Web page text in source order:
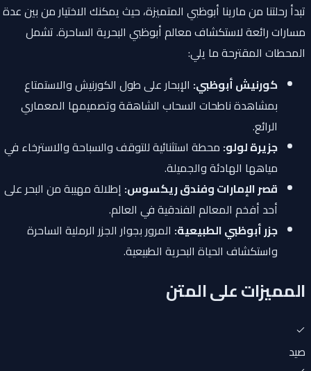
تبدأ رحلتنا من مارينا أبوظبي المتميزة، حيث يمكنك الاختيار من بين عدة
مسارات رائعة لاستكشاف معالم أبوظبي البحرية الساحرة. تشمل
المحطات المقترحة ما يلي:
كورنيش أبوظبي:الإبحار على طول الكورنيش والاستمتاع
بمشاهدة ناطحات السحاب الشاهقة وتصميمها المعماري
الرائع.
جزيرة لولو:محطة استثنائية للتوقف والسباحة والاسترخاء في
مياهها الهادئة والجميلة.
قصر الإمارات وفندق ريكسوس:إطلالة مهيبة من البحر على
أحد أفخم المعالم الفندقية في العالم.
جزر أبوظبي الطبيعية:المرور بجوار الجزر الرملية الساحرة
واستكشاف الحياة البحرية الطبيعية.
المميزات على المتن
صيد